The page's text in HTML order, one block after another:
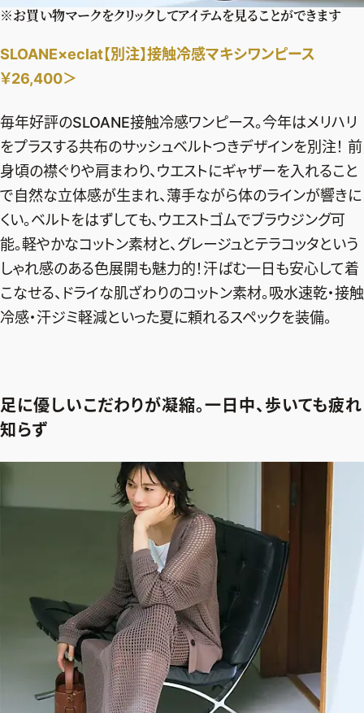
※お買い物マークをクリックしてアイテムを見ることができます
SLOANE×eclat【別注】接触冷感マキシワンピース
￥26,400＞
毎年好評のSLOANE接触冷感ワンピース。今年はメリハリ
をプラスする共布のサッシュベルトつきデザインを別注！ 前
身頃の襟ぐりや肩まわり、ウエストにギャザーを入れること
で自然な立体感が生まれ、薄手ながら体のラインが響きに
くい。ベルトをはずしても、ウエストゴムでブラウジング可
能。軽やかなコットン素材と、グレージュとテラコッタという
しゃれ感のある色展開も魅力的！汗ばむ一日も安心して着
こなせる、ドライな肌ざわりのコットン素材。吸水速乾・接触
冷感・汗ジミ軽減といった夏に頼れるスペックを装備。
足に優しいこだわりが凝縮。一日中、歩いても疲れ
知らず